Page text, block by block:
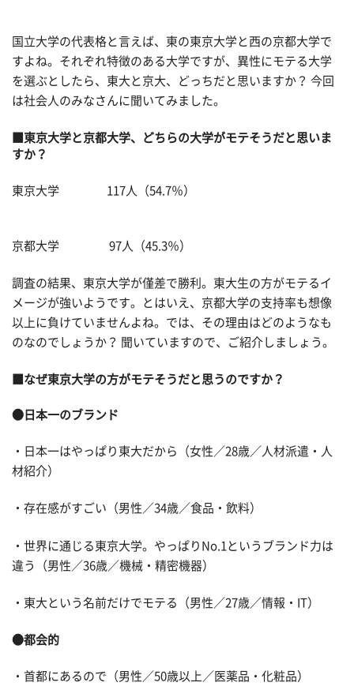
国立大学の代表格と言えば、東の東京大学と西の京都大学で
すよね。それぞれ特徴のある大学ですが、異性にモテる大学
を選ぶとしたら、東大と京大、どっちだと思いますか？ 今回
は社会人のみなさんに聞いてみました。
■東京大学と京都大学、どちらの大学がモテそうだと思いま
すか？
東京大学 117人（54.7％）
京都大学 97人（45.3％）
調査の結果、東京大学が僅差で勝利。東大生の方がモテるイ
メージが強いようです。とはいえ、京都大学の支持率も想像
以上に負けていませんよね。では、その理由はどのようなも
のなのでしょうか？ 聞いていますので、ご紹介しましょう。
■なぜ東京大学の方がモテそうだと思うのですか？
●日本一のブランド
・日本一はやっぱり東大だから（女性／28歳／人材派遣・人
材紹介）
・存在感がすごい（男性／34歳／食品・飲料）
・世界に通じる東京大学。やっぱりNo.1というブランド力は
違う（男性／36歳／機械・精密機器）
・東大という名前だけでモテる（男性／27歳／情報・IT）
●都会的
・首都にあるので（男性／50歳以上／医薬品・化粧品）